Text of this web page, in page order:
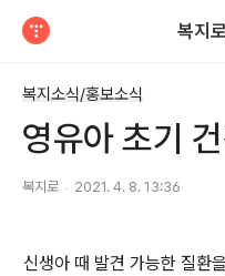
복지
복지소식/홍보소식
영유아 초기
복지로 2021. 4. 8. 13:36
신생아 때 발견 가능한 질환